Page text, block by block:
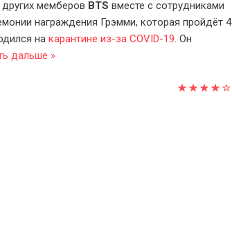
мемберов BTS вместе с сотрудниками
награждения Грэмми, которая пройдёт 4
на карантине из-за COVID-19. Он
дальше »